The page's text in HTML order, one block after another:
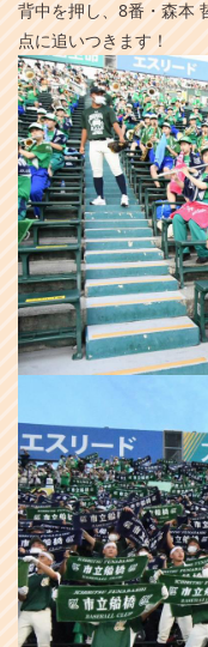
背中を押し、8番・森本
点に追いつきます！